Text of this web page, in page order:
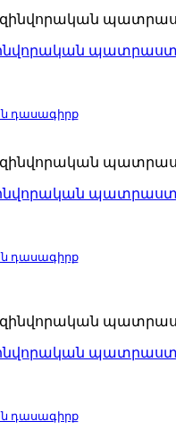
դասագիրք
դասագիրք
դասագիրք